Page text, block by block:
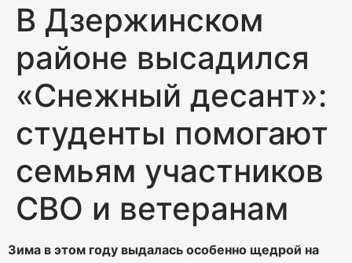
В Дзержинском
районе высадился
«Снежный десант»:
студенты помогают
семьям участников
СВО и ветеранам
Зима в этом году выдалась особенно щедрой на